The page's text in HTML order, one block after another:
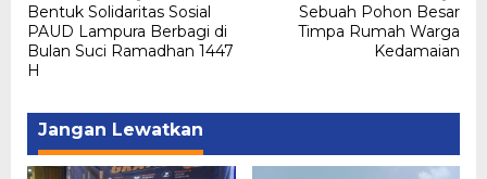
pos
Bentuk Solidaritas Sosial
PAUD Lampura Berbagi di
Bulan Suci Ramadhan 1447
H
Sebuah Pohon Besar
Timpa Rumah Warga
Kedamaian
Jangan Lewatkan